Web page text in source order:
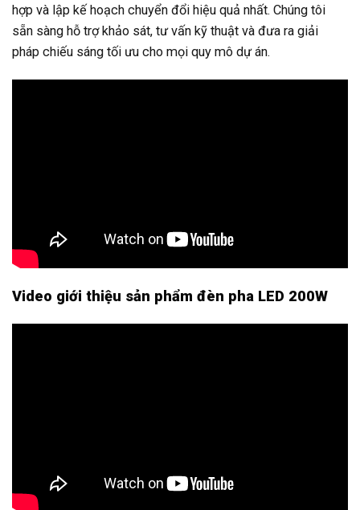
hợp và lập kế hoạch chuyển đổi hiệu quả nhất. Chúng tôi
sẵn sàng hỗ trợ khảo sát, tư vấn kỹ thuật và đưa ra giải
pháp chiếu sáng tối ưu cho mọi quy mô dự án.
Video giới thiệu sản phẩm đèn pha LED 200W